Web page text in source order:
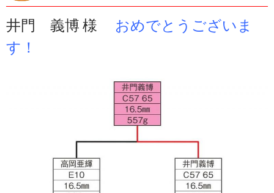
井門 義博 様 おめでとうございま
す！